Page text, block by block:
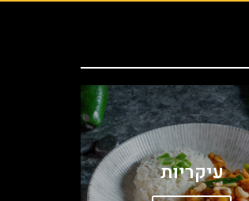
עיקריות